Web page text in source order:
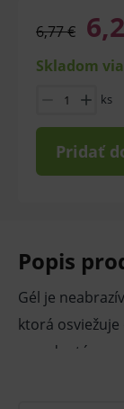
6,77 €
Skladom
ks
Pridať
Popis
Gél je
ktorá osviežuje
paradentózy
diglukonátu.